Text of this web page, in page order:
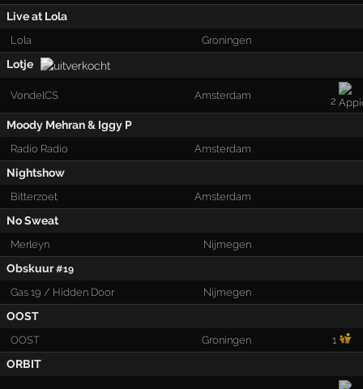
Live at Lola
Lola Groningen
Lotje
VondelCS Amsterdam 2
Moody Mehran & Iggy P
Radio Radio Amsterdam
Nightshow
Bitterzoet Amsterdam
No Sweat
Merleyn Nijmegen
Obskuur#19
Gas 19 / Hidden Door Nijmegen
OOST
OOST Groningen 1
ORBIT